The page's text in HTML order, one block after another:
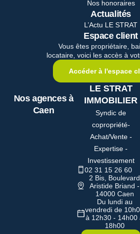
Nos honoraires
Actualités
L’Actu LE STRAT
Espace client
Vous êtes propriétaire,
locataire, voici les accès à
Accéder à l'espace
Nos agences à
Caen
LE STRAT
IMMOBILIER
Syndic de
copropriété-
Achat/Vente -
Expertise -
Investissement
02 31 15 26 60
2 Bis, Boulevard
Aristide Briand -
14000 Caen
Du lundi au
vendredi de
à 12h30 - 14h00
18h00